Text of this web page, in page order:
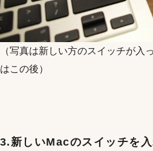
（写真は新しい方のスイッチが入
はこの後）
3.新しいMacのスイッチを